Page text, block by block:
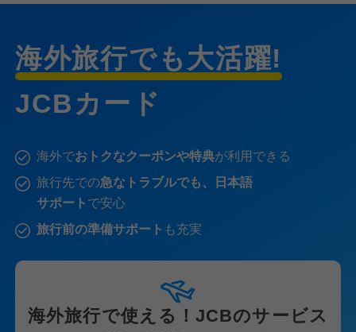
海外旅行でも大活躍!
JCBカード
海外でおトクなクーポンや特典が利用できる
旅行先での急なトラブルでも、日本語
サポート で安心
旅行前の準備サポート も充実
海外旅行で使える！JCBのサービス